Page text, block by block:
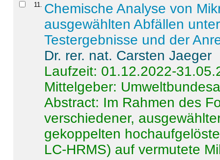
11
Chemische Analyse von
ausgewählten Abfällen
Testergebnisse und der
Dr. rer. nat. Carsten Jaeger
Laufzeit: 01.12.2022-
Mittelgeber:
Abstract: Im Rahmen des
verschiedener,
gekoppelten
LC-HRMS) auf vermutete